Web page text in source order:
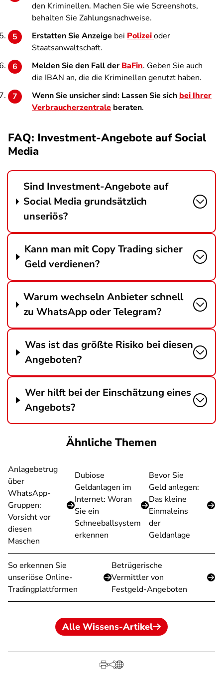
den Kriminellen. Machen Sie wie Screenshots,
behalten Sie Zahlungsnachweise.
Erstatten Sie Anzeige bei Polizeioder
Staatsanwaltschaft.
Melden Sie den Fall derBaFin. Geben Sie auch
die IBAN an, die die Kriminellen genutzt haben.
Wenn Sie unsicher sind: Lassen Sie sich bei Ihrer
Verbraucherzentrale beraten.
FAQ: Investment-Angebote auf Social
Media
Sind Investment-Angebote auf
Social Media grundsätzlich
unseriös?
Kann man mit Copy Trading sicher
Geld verdienen?
Warum wechseln Anbieter schnell
zu WhatsApp oder Telegram?
Was ist das größte Risiko bei diesen
Angeboten?
Wer hilft bei der Einschätzung eines
Angebots?
Ähnliche Themen
Anlagebetrug
über
WhatsApp-
Gruppen:
Vorsicht vor
diesen
Maschen
Dubiose
Geldanlagen im
Internet: Woran
Sie ein
Schneeballsystem
erkennen
Bevor Sie
Geld anlegen:
Das kleine
Einmaleins
der
Geldanlage
So erkennen Sie
unseriöse Online-
Tradingplattformen
Betrügerische
Vermittler von
Festgeld-Angeboten
Alle Wissens-Artikel